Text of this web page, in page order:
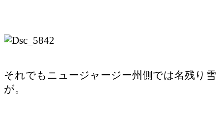
それでもニュージャージー州側では名残り雪
が。